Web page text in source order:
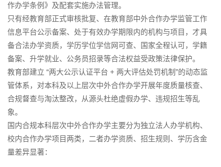
作办学条例》及配套实施办法管理。
只有经教育部正式审核批复、在教育部中外合作办学监管工作
信息平台公示备案、处于有效办学期限内的机构与项目，才具
备合法办学资质，学历学位学信网可查、国家全程认可，学籍
备案、升学就业、公务员招录等合法权益受政策法律保护。
教育部建立 “两大公示认证平台 + 两大评估处罚机制”的动态监
管体系，对本科及以上层次中外合作办学开展年度质量核查、
合规督查与淘汰整改，从源头杜绝虚假办学、违规招生等乱
象。
国内合规本科层次中外合作办学主要分为独立法人办学机构、
校内合作办学项目两类，二者办学资质、招生规则、学历含金
量差异显著：